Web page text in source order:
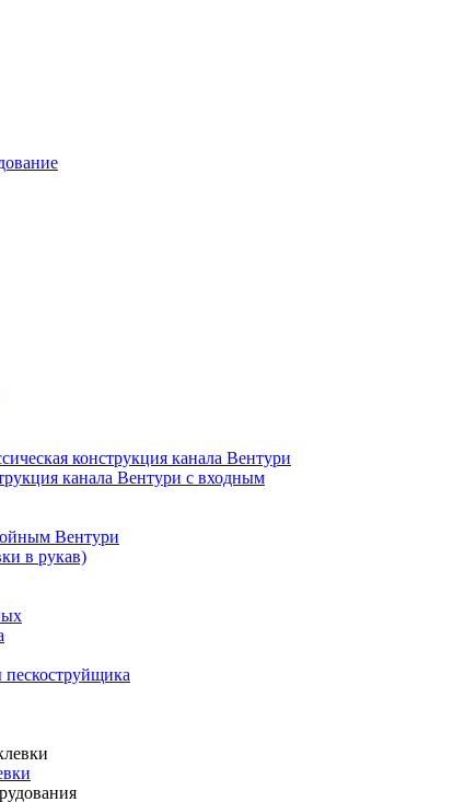
конструкция канала Вентури
канала Вентури c входным
Вентури
в рукав)